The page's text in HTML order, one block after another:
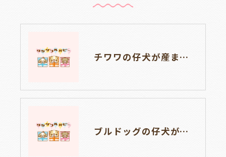
チワワの仔犬が産まれました🐶岐阜県養老町のブリーダー「ワンダフルパピー」です。
ブルドッグの仔犬が産まれました🐶岐阜県養老町のブリーダー「ワンダフルパピー」です。